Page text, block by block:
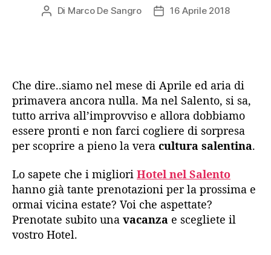
Autore
Di Marco De Sangro
Data16 Aprile 2018
Che dire..siamo nel mese di Aprile ed aria di
primavera ancora nulla. Ma nel Salento, si sa,
tutto arriva all’improvviso e allora dobbiamo
essere pronti e non farci cogliere di sorpresa
per scoprire a pieno la vera cultura salentina.
Lo sapete che i migliori Hotel nel Salento
hanno già tante prenotazioni per la prossima e
ormai vicina estate? Voi che aspettate?
Prenotate subito una vacanza e scegliete il
vostro Hotel.